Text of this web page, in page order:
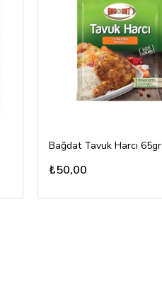
Bağdat Tavuk Harcı 65gr
₺50,00